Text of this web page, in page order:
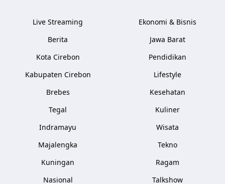
Live Streaming
Berita
Kota Cirebon
Kabupaten Cirebon
Brebes
Tegal
Indramayu
Majalengka
Kuningan
Nasional
Ekonomi & Bisnis
Jawa Barat
Pendidikan
Lifestyle
Kesehatan
Kuliner
Wisata
Tekno
Ragam
Talkshow